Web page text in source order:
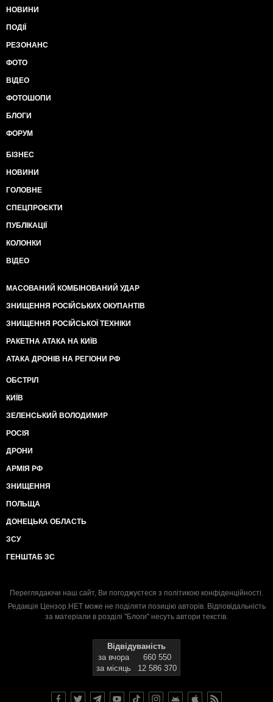
НОВИНИ
ПОДІЇ
РЕЗОНАНС
ФОТО
ВІДЕО
ФОТОШОПИ
БЛОГИ
ФОРУМ
БІЗНЕС
НОВИНИ
ГОЛОВНЕ
СПЕЦПРОЄКТИ
ПУБЛІКАЦІЇ
КОЛОНКИ
ВІДЕО
МАСОВАНИЙ КОМБІНОВАНИЙ УДАР
ЗНИЩЕННЯ РОСІЙСЬКИХ ОКУПАНТІВ
ЗНИЩЕННЯ РОСІЙСЬКОЇ ТЕХНІКИ
РАКЕТНА АТАКА НА КИЇВ
АТАКА ДРОНІВ НА РЕГІОНИ РФ
ОБСТРІЛ
КИЇВ
ЗЕЛЕНСЬКИЙ ВОЛОДИМИР
РОСІЯ
ДРОНИ
АРМІЯ РФ
ЗНИЩЕННЯ
ПОЛЬЩА
ДОНЕЦЬКА ОБЛАСТЬ
ЗСУ
ГЕНШТАБ ЗС
Переглядаючи наш сайт, Ви погоджуєтеся з політикою конфіденційності.
Редакція Цензор.НЕТ може не поділяти позицію авторів. Відповідальність
за матеріали в розділі "Блоги" несуть автори текстів.
Відвідуваність
за вчора
660 550
за місяць
12 586 370